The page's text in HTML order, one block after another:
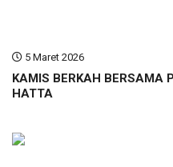
5 Maret 2026
KAMIS BERKAH BERSAMA
HATTA